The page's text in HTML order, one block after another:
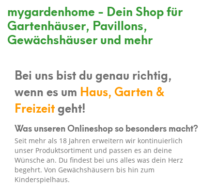
mygardenhome - Dein Shop für
Gartenhäuser, Pavillons,
Gewächshäuser und mehr
Bei uns bist du genau richtig,
wenn es um Haus, Garten &
Freizeitgeht!
Was unseren Onlineshop so besonders macht?
Seit mehr als 18 Jahren erweitern wir kontinuierlich
unser Produktsortiment und passen es an deine
Wünsche an. Du findest bei uns alles was dein Herz
begehrt. Von Gewächshäusern bis hin zum
Kinderspielhaus.